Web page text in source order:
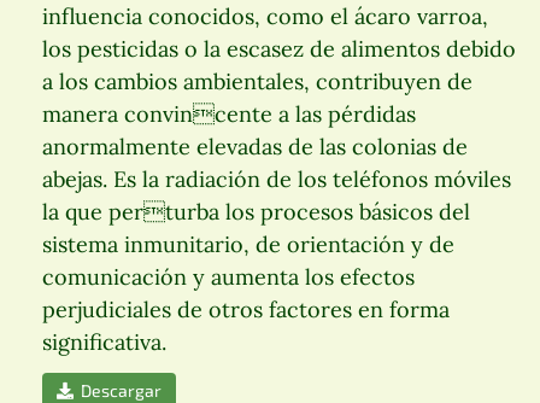
influencia conocidos, como el ácaro varroa,
los pesticidas o la escasez de alimentos debido
a los cambios ambientales, contribuyen de
manera convincente a las pérdidas
anormalmente elevadas de las colonias de
abejas. Es la radiación de los teléfonos móviles
la que perturba los procesos básicos del
sistema inmunitario, de orientación y de
comunicación y aumenta los efectos
perjudiciales de otros factores en forma
significativa.
Descargar